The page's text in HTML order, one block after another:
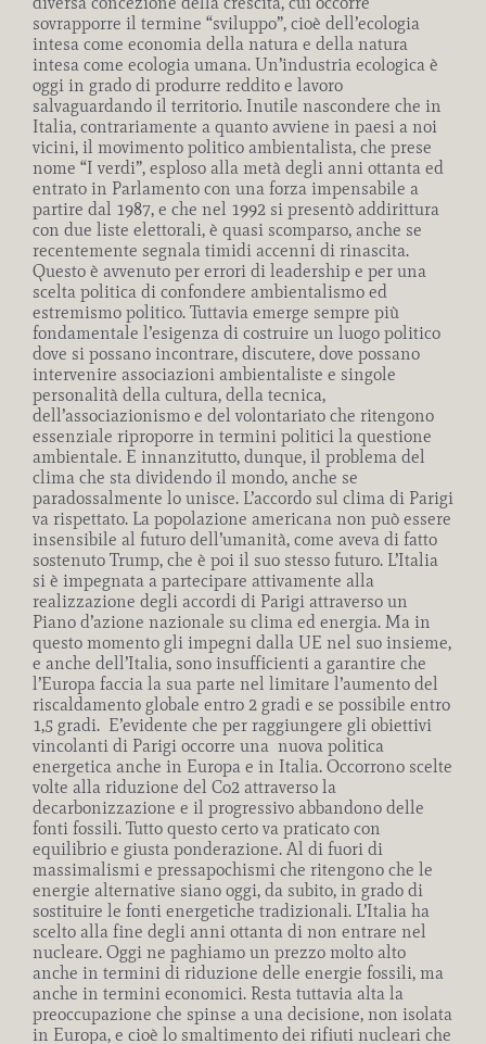
sovrapporre il termine “sviluppo”, cioè dell’ecologia
intesa come economia della natura e della natura
intesa come ecologia umana. Un’industria ecologica è
oggi in grado di produrre reddito e lavoro
salvaguardando il territorio. Inutile nascondere che in
Italia, contrariamente a quanto avviene in paesi a noi
vicini, il movimento politico ambientalista, che prese
nome “I verdi”, esploso alla metà degli anni ottanta ed
entrato in Parlamento con una forza impensabile a
partire dal 1987, e che nel 1992 si presentò addirittura
con due liste elettorali, è quasi scomparso, anche se
recentemente segnala timidi accenni di rinascita.
Questo è avvenuto per errori di leadership e per una
scelta politica di confondere ambientalismo ed
estremismo politico. Tuttavia emerge sempre più
fondamentale l’esigenza di costruire un luogo politico
dove si possano incontrare, discutere, dove possano
intervenire associazioni ambientaliste e singole
personalità della cultura, della tecnica,
dell’associazionismo e del volontariato che ritengono
essenziale riproporre in termini politici la questione
ambientale. E innanzitutto, dunque, il problema del
clima che sta dividendo il mondo, anche se
paradossalmente lo unisce. L’accordo sul clima di Parigi
va rispettato. La popolazione americana non può essere
insensibile al futuro dell’umanità, come aveva di fatto
sostenuto Trump, che è poi il suo stesso futuro. L’Italia
si è impegnata a partecipare attivamente alla
realizzazione degli accordi di Parigi attraverso un
Piano d’azione nazionale su clima ed energia. Ma in
questo momento gli impegni dalla UE nel suo insieme,
e anche dell’Italia, sono insufficienti a garantire che
l’Europa faccia la sua parte nel limitare l’aumento del
riscaldamento globale entro 2 gradi e se possibile entro
1,5 gradi. E’evidente che per raggiungere gli obiettivi
vincolanti di Parigi occorre una nuova politica
energetica anche in Europa e in Italia. Occorrono scelte
volte alla riduzione del Co2 attraverso la
decarbonizzazione e il progressivo abbandono delle
fonti fossili. Tutto questo certo va praticato con
equilibrio e giusta ponderazione. Al di fuori di
massimalismi e pressapochismi che ritengono che le
energie alternative siano oggi, da subito, in grado di
sostituire le fonti energetiche tradizionali. L’Italia ha
scelto alla fine degli anni ottanta di non entrare nel
nucleare. Oggi ne paghiamo un prezzo molto alto
anche in termini di riduzione delle energie fossili, ma
anche in termini economici. Resta tuttavia alta la
preoccupazione che spinse a una decisione, non isolata
in Europa, e cioè lo smaltimento dei rifiuti nucleari che